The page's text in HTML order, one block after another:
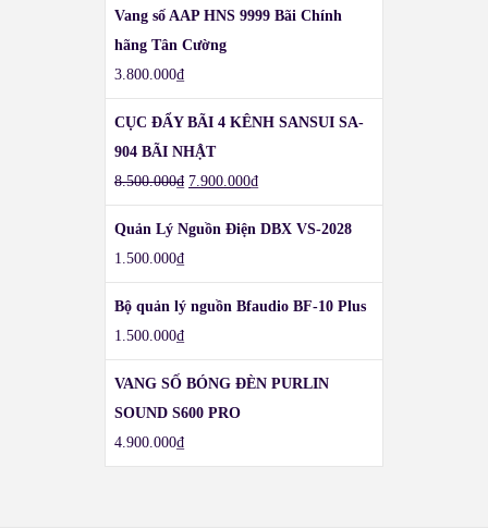
Vang số AAP HNS 9999 Bãi Chính
hãng Tân Cường
3.800.000₫
CỤC ĐẨY BÃI 4 KÊNH SANSUI SA-
904 BÃI NHẬT
8.500.000₫ 7.900.000₫
Quản Lý Nguồn Điện DBX VS-2028
1.500.000₫
Bộ quản lý nguồn Bfaudio BF-10 Plus
1.500.000₫
VANG SỐ BÓNG ĐÈN PURLIN
SOUND S600 PRO
4.900.000₫